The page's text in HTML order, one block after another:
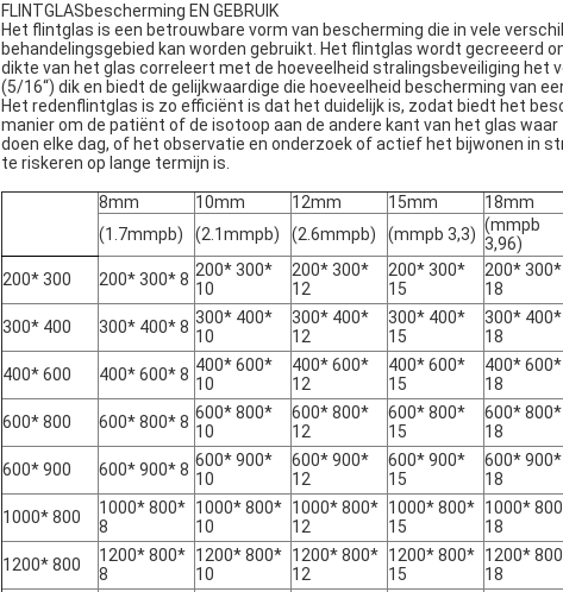
FLINTGLASbescherming EN GEBRUIK
Het flintglas is een betrouwbare vorm van bescherming die in vele
behandelingsgebied kan worden gebruikt. Het flintglas wordt gecreeerd
dikte van het glas correleert met de hoeveelheid stralingsbeveiliging het
(5/16“) dik en biedt de gelijkwaardige die hoeveelheid bescherming van
Het redenflintglas is zo efficiënt is dat het duidelijk is, zodat biedt het
manier om de patiënt of de isotoop aan de andere kant van het glas
doen elke dag, of het observatie en onderzoek of actief het bijwonen
te riskeren op lange termijn is.
8mm 10mm 12mm 15mm
18mm
(1.7mmpb)
(2.1mmpb) (2.6mmpb) (mmpb 3,3) (mmpb
3,96)
200* 300
200* 300* 8 200* 300*
10
200* 300*
12
200* 300*
15
200* 300*
18
300* 400
300* 400* 8 300* 400*
10
300* 400*
12
300* 400*
15
300* 400*
18
400* 600
400* 600* 8 400* 600*
10
400* 600*
12
400* 600*
15
400* 600*
18
600* 800
600* 800* 8 600* 800*
10
600* 800*
12
600* 800*
15
600* 800*
18
600* 900
600* 900* 8 600* 900*
10
600* 900*
12
600* 900*
15
600* 900*
18
1000* 800
1000* 800*
8
1000* 800*
10
1000* 800*
12
1000* 800*
15
1000*
18
1200* 800
1200* 800*
8
1200* 800*
10
1200* 800*
12
1200* 800*
15
1200*
18